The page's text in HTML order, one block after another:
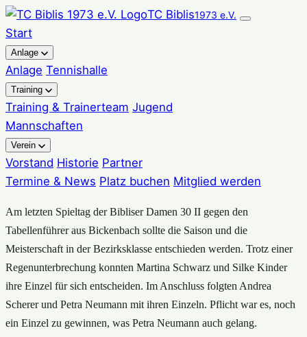
Zum
Inhalt
springen
TC Biblis1973 e.V.
Start
Anlage
Anlage Tennishalle
Training
Training & Trainerteam Jugend
Mannschaften
Verein
Vorstand Historie Partner
Termine & News Platz buchen Mitglied werden
Am letzten Spieltag der Bibliser Damen 30 II gegen den
Tabellenführer aus Bickenbach sollte die Saison und die
Meisterschaft in der Bezirksklasse entschieden werden. Trotz einer
Regenunterbrechung konnten Martina Schwarz und Silke Kinder
ihre Einzel für sich entscheiden. Im Anschluss folgten Andrea
Scherer und Petra Neumann mit ihren Einzeln. Pflicht war es, noch
ein Einzel zu gewinnen, was Petra Neumann auch gelang.